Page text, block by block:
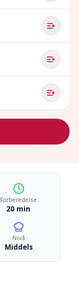
Forberedelse
20 min
Nivå
Middels